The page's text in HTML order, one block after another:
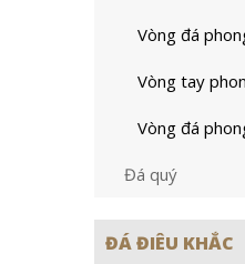
Vòng đá
Vòng tay
Vòng đá
Đá quý
ĐÁ ĐIÊU KHẮC